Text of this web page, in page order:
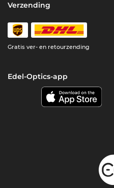
Verzending
Gratis ver- en retourzending
Edel-Optics-app